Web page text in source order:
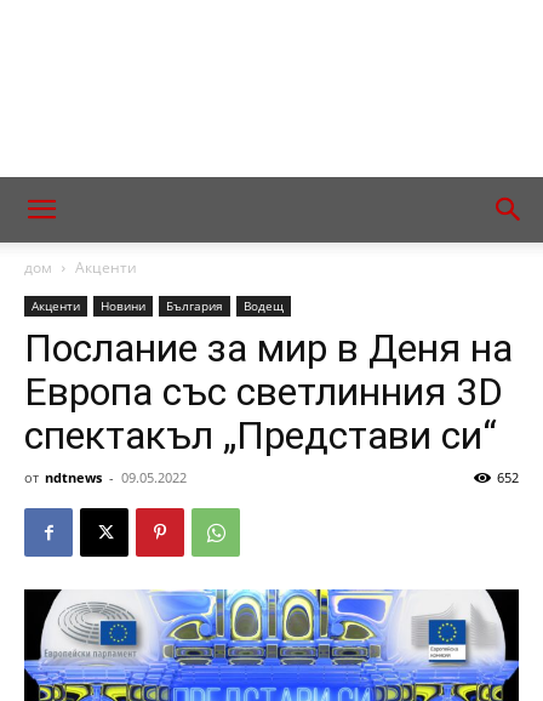
дом Акценти
Акценти Новини България Водещ
Послание за мир в Деня на
Европа със светлинния 3D
спектакъл „Представи си“
от ndtnews - 09.05.2022 652